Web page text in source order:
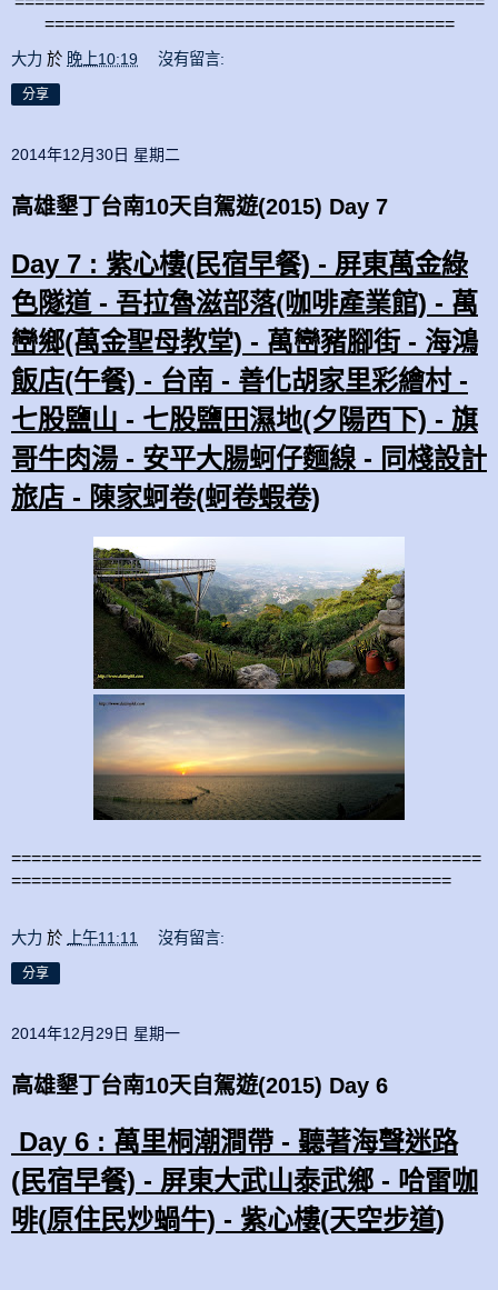
=========================================
大力 於 晚上10:19 沒有留言:
分享
2014年12月30日 星期二
高雄墾丁台南10天自駕遊(2015) Day 7
Day 7 : 紫心樓(民宿早餐) - 屏東萬金綠
色隧道 - 吾拉魯滋部落(咖啡產業館) - 萬
巒鄉(萬金聖母教堂) - 萬巒豬腳街 - 海鴻
飯店(午餐) - 台南 - 善化胡家里彩繪村 -
七股鹽山 - 七股鹽田濕地(夕陽西下) - 旗
哥牛肉湯 - 安平大腸蚵仔麵線 - 同棧設計
旅店 - 陳家蚵卷(蚵卷蝦卷)
===============================================
============================================
大力 於 上午11:11 沒有留言:
分享
2014年12月29日 星期一
高雄墾丁台南10天自駕遊(2015) Day 6
Day 6 : 萬里桐潮澗帶 - 聽著海聲迷路
(民宿早餐) - 屏東大武山泰武鄉 - 哈雷咖
啡(原住民炒蝸牛) - 紫心樓(天空步道)